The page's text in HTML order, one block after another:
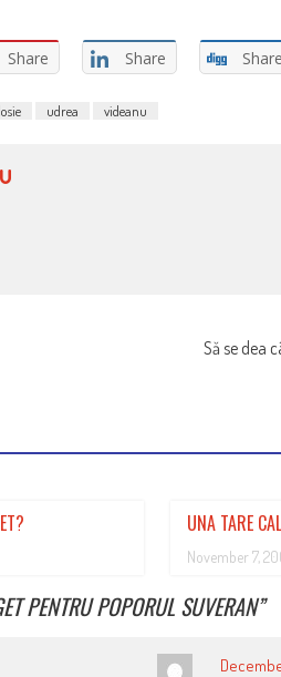
Share Share Share
udrea videanu
Să se dea
UNA TARE
November 7,
PENTRU POPORUL SUVERAN”